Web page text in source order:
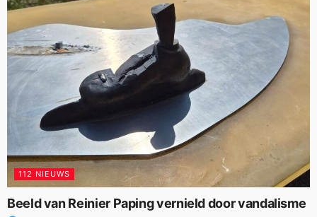
112 NIEUWS
Beeld van Reinier Paping vernield door vandalisme